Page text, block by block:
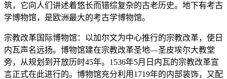
筑，它向人们讲述着悠长而错综复杂的古老历史。地下有考古
学博物馆，是欧洲最大的考古学博物馆。
宗教改革国际博物馆：以加尔文为中心推行的宗教改革，使日
内瓦声名远扬。博物馆建在宗教改革圣地—圣皮埃尔大教堂
旁，从规划到开放历时45年。1536年5月日内瓦的宗教改革宣
言正式在此进行的。博物馆充分利用1719年的内部装饰，又配